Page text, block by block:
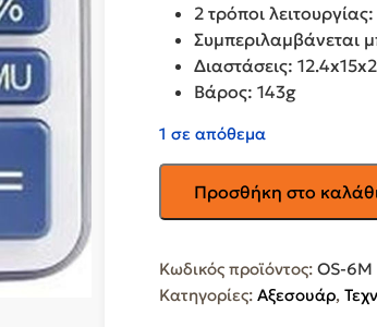
2 τρόποι
Συμπεριλαμβάνεται
Διαστάσεις:
Βάρος: 143g
1 σε απόθεμα
Αριθμομηχανή
σε
Λευκό
Προσθήκη στο
Κωδικός προϊόντος: OS-6M
Κατηγορίες: Αξεσουάρ,